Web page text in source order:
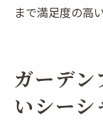
まで満足度の高
ガーデン
いシーシ